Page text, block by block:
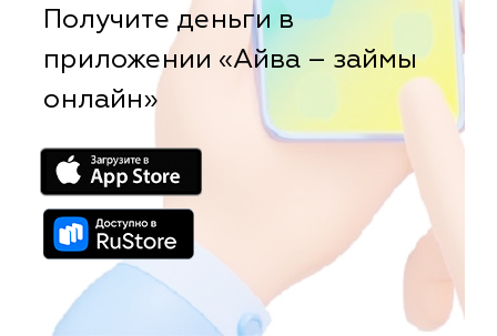
Получите деньги в
приложении «Айва – займы
онлайн»